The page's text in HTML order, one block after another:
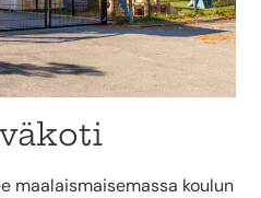
maalaismaisemassa koulun